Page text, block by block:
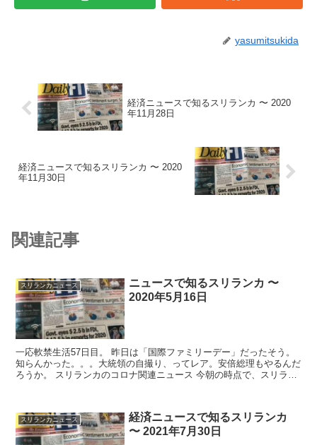
yasumitsukida
経済ニュースで知るスリランカ 〜 2020
年11月28日
経済ニュースで知るスリランカ 〜 2020
年11月30日
関連記事
スリランカニュース
ニュースで知るスリランカ 〜
2020年5月16日
一応軟禁生活57日目。 昨日は「国際ファミリーデー」だったそう。
知らんかった。。。大統領の自撮り、ってレア。安倍総理もやるんだ
ろうか。 スリランカのコロナ関連ニュース 今朝の時点で、スリラン
スリランカニュース
経済ニュースで知るスリランカ
〜 2021年7月30日